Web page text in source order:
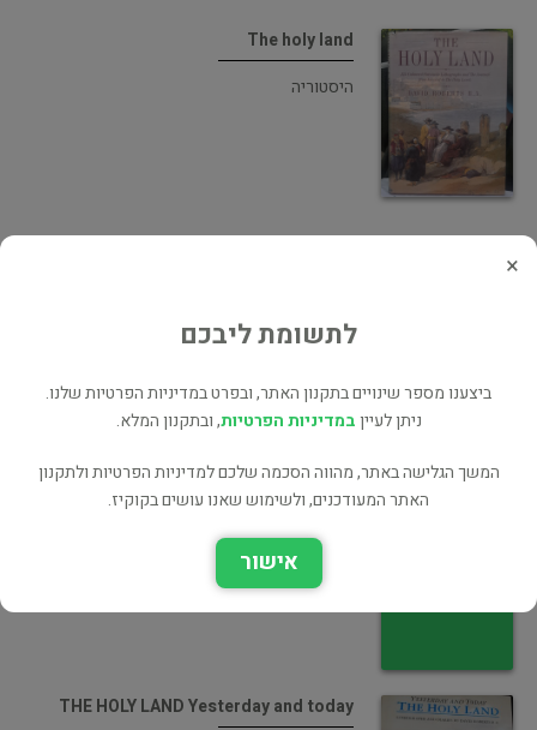
The holy land
היסטוריה
The Holy Land : 123 Colored Facsimile
Lithographs and the Journal from His
THE HOLY LAND Yesterday and today
×
לתשומת ליבכם
ביצענו מספר שינויים בתקנון האתר, ובפרט במדיניות הפרטיות שלנו.
ניתן לעייןבמדיניות הפרטיות, ובתקנון המלא.
המשך הגלישה באתר, מהווה הסכמה שלכם למדיניות הפרטיות ולתקנון
האתר המעודכנים, ולשימוש שאנו עושים בקוקיז.
אישור